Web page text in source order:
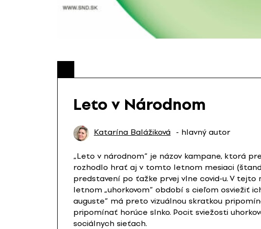
Leto v Národnom
Katarína Balážiková - hlavný autor
„Leto v národnom“ je názov kampane, ktorá
rozhodlo hrať aj v tomto letnom mesiaci
predstavení po ťažke prvej vlne covid-u. V
letnom „uhorkovom“ období s cieľom osviežiť
auguste“ má preto vizuálnou skratkou
pripomínať horúce slnko. Pocit sviežosti
sociálnych sieťach.